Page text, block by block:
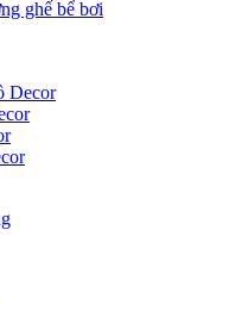
ghế bể bơi
Decor